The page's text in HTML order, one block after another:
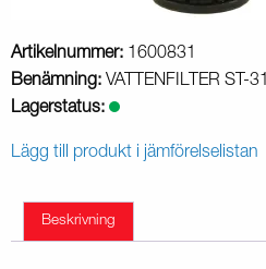
Artikelnummer: 1600831
Benämning: VATTENFILTER ST-31
Lagerstatus:
Lägg till produkt i jämförelselistan
Beskrivning